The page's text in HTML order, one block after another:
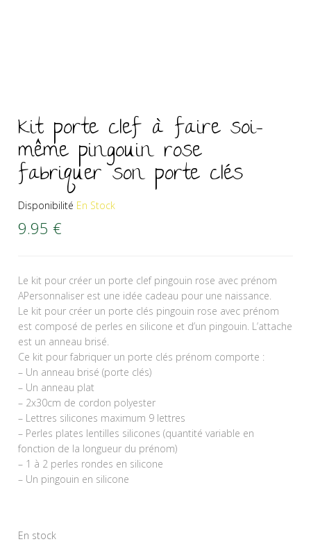
Kit porte clef à faire soi-
même pingouin rose
fabriquer son porte clés
Disponibilité En Stock
9.95 €
Le kit pour créer un porte clef pingouin rose avec prénom
APersonnaliser est une idée cadeau pour une naissance.
Le kit pour créer un porte clés pingouin rose avec prénom
est composé de perles en silicone et d’un pingouin. L’attache
est un anneau brisé.
Ce kit pour fabriquer un porte clés prénom comporte :
– Un anneau brisé (porte clés)
– Un anneau plat
– 2x30cm de cordon polyester
– Lettres silicones maximum 9 lettres
– Perles plates lentilles silicones (quantité variable en
fonction de la longueur du prénom)
– 1 à 2 perles rondes en silicone
– Un pingouin en silicone
En stock